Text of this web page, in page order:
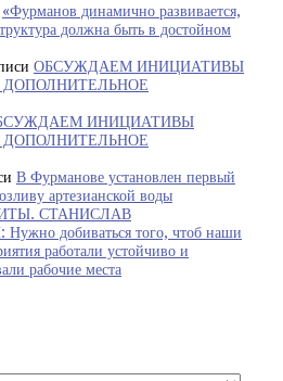
«Фурманов динамично развивается,
должна быть в достойном
ОБСУЖДАЕМ ИНИЦИАТИВЫ
ДОПОЛНИТЕЛЬНОЕ
ИНИЦИАТИВЫ
ДОПОЛНИТЕЛЬНОЕ
В Фурманове установлен первый
артезианской воды
СТАНИСЛАВ
добиваться того, чтоб наши
работали устойчиво и
рабочие места